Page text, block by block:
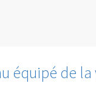
équipé de